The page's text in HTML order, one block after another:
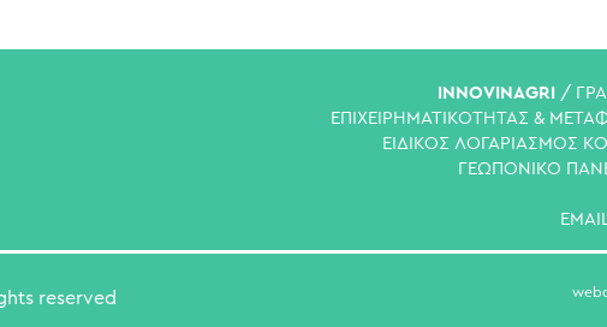
INNOVINAGRI /
ΕΠΙΧΕΙΡΗΜΑΤΙΚΟΤΗΤΑΣ &
ΕΙΔΙΚΟΣ ΛΟΓΑΡΙΑΣΜΟΣ
ΓΕΩΠΟΝΙΚΟ
reserved